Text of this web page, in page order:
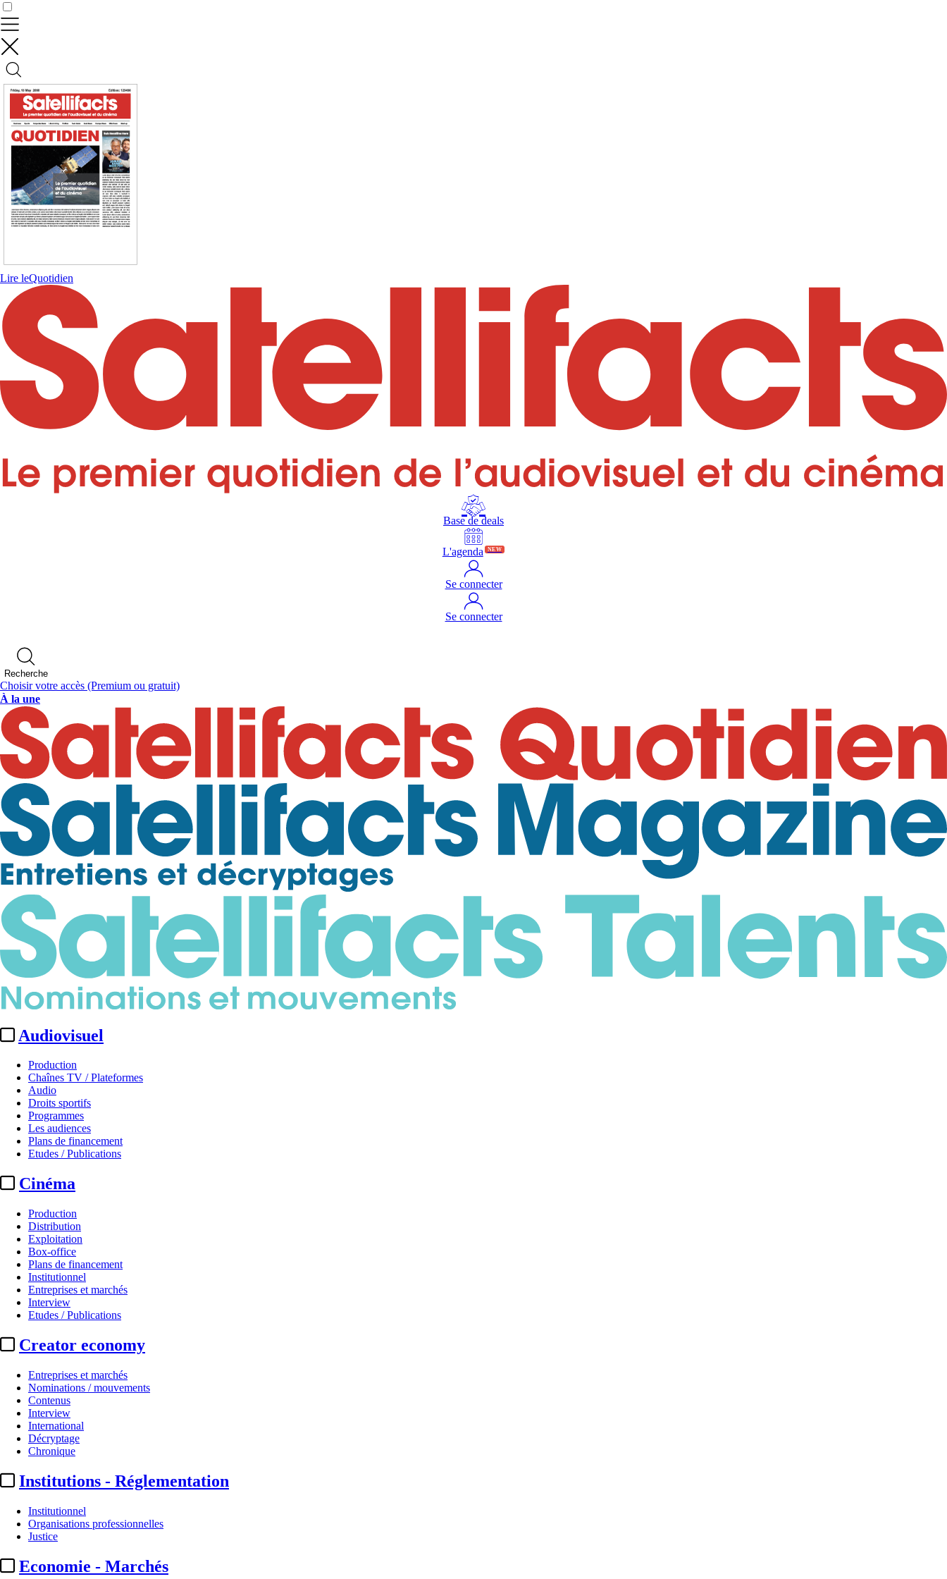
Lire leQuotidien
Base de deals
L'agenda NEW
Se connecter
Se connecter
Recherche
Choisir votre accès (Premium ou gratuit)
À la une
Audiovisuel
Production
Chaînes TV / Plateformes
Audio
Droits sportifs
Programmes
Les audiences
Plans de financement
Etudes / Publications
Cinéma
Production
Distribution
Exploitation
Box-office
Plans de financement
Institutionnel
Entreprises et marchés
Interview
Etudes / Publications
Creator economy
Entreprises et marchés
Nominations / mouvements
Contenus
Interview
International
Décryptage
Chronique
Institutions - Réglementation
Institutionnel
Organisations professionnelles
Justice
Economie - Marchés
Nominations / mouvements
Sauve qui peut le court métrage :
Par
Julie Souvestre
Contrôler vos données